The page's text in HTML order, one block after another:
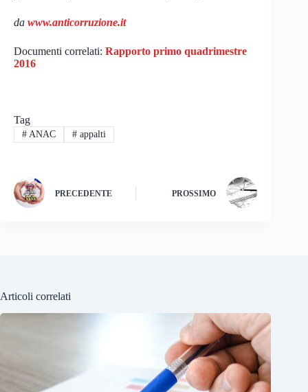
da www.anticorruzione.it
Documenti correlati: Rapporto primo quadrimestre
2016
Tag
#ANAC #appalti
PRECEDENTE PROSSIMO
Articoli correlati